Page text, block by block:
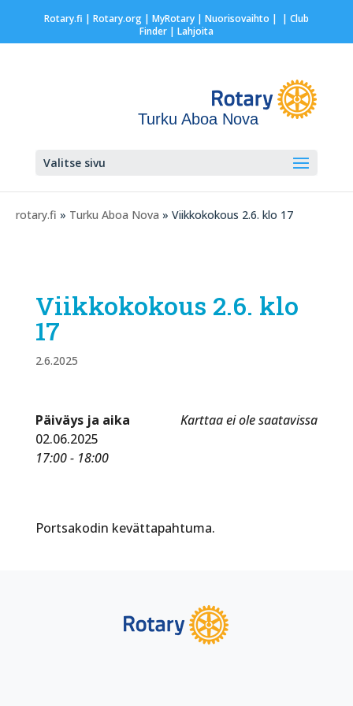
Rotary.fi | Rotary.org| MyRotary | Nuorisovaihto | | Club
Finder| Lahjoita
Turku Aboa Nova
Valitse sivu
rotary.fi » Turku Aboa Nova » Viikkokokous 2.6. klo 17
Viikkokokous 2.6. klo
17
2.6.2025
Karttaa ei ole saatavissa
Päiväys ja aika
02.06.2025
17:00 - 18:00
Portsakodin kevättapahtuma.